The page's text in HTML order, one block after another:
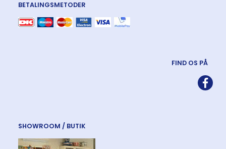
BETALINGSMETODER
FIND OS PÅ
SHOWROOM / BUTIK